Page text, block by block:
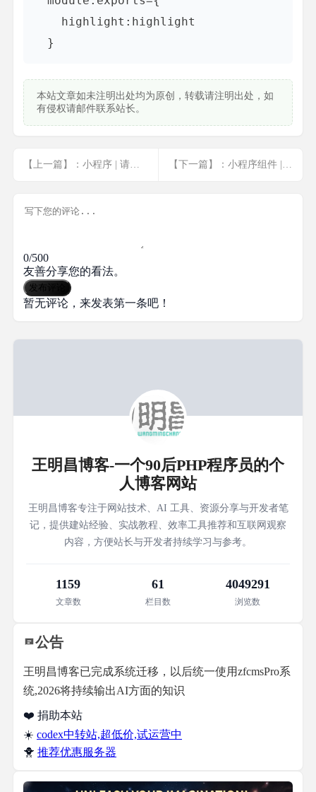
本站文章如未注明出处均为原创，转载请注明出处，如
有侵权请邮件联系站长。
【上一篇】：小程序 | 请求类包装 【下一篇】：小程序组件 | mask遮罩层组件
0/500
友善分享您的看法。
发布评论
暂无评论，来发表第一条吧！
王明昌博客-一个90后PHP程序员的个
人博客网站
王明昌博客专注于网站技术、AI 工具、资源分享与开发者笔
记，提供建站经验、实战教程、效率工具推荐和互联网观察
内容，方便站长与开发者持续学习与参考。
1159
文章数
61
栏目数
4049291
浏览数
公告
王明昌博客已完成系统迁移，以后统一使用zfcmsPro系
统,2026将持续输出AI方面的知识
❤️ 捐助本站
☀️ codex中转站,超低价,试运营中
🐥 推荐优惠服务器